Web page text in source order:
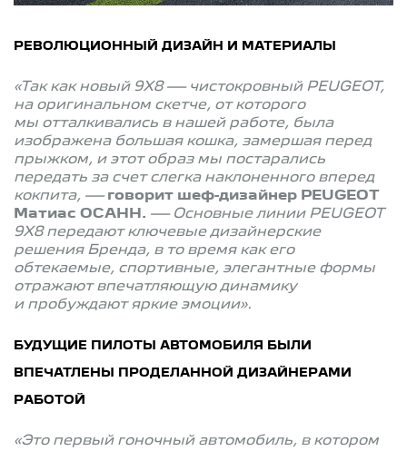
РЕВОЛЮЦИОННЫЙ ДИЗАЙН И МАТЕРИАЛЫ
«Так как новый 9X8 — чистокровный PEUGEOT,
на оригинальном скетче, от которого
мы отталкивались в нашей работе, была
изображена большая кошка, замершая перед
прыжком, и этот образ мы постарались
передать за счет слегка наклоненного вперед
кокпита, — говорит шеф-дизайнер PEUGEOT
Матиас ОСАНН. — Основные линии PEUGEOT
9X8 передают ключевые дизайнерские
решения Бренда, в то время как его
обтекаемые, спортивные, элегантные формы
отражают впечатляющую динамику
и пробуждают яркие эмоции».
БУДУЩИЕ ПИЛОТЫ АВТОМОБИЛЯ БЫЛИ
ВПЕЧАТЛЕНЫ ПРОДЕЛАННОЙ ДИЗАЙНЕРАМИ
РАБОТОЙ
«Это первый гоночный автомобиль, в котором